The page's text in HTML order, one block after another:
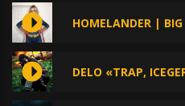
HOMELANDER |
DELO «TRAP,